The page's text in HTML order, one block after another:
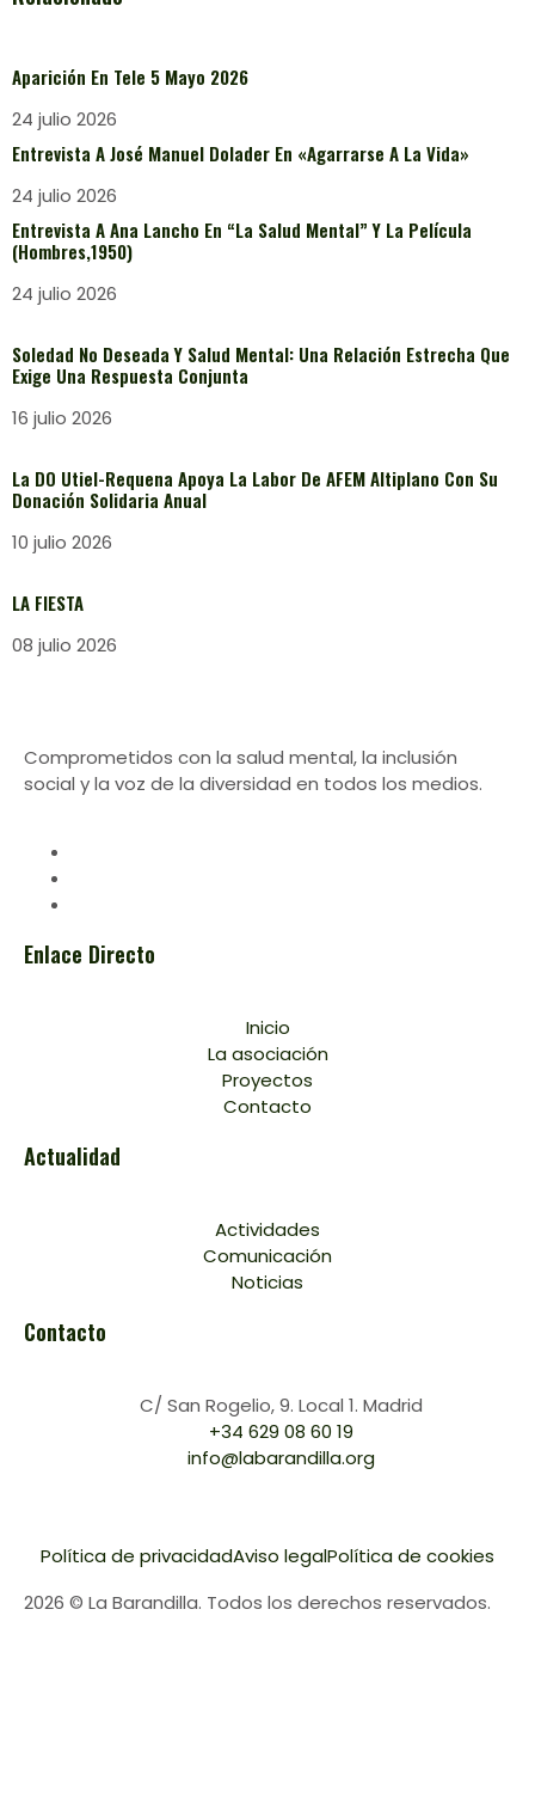
Aparición En Tele 5 Mayo 2026
24 julio 2026
Entrevista A José Manuel Dolader En «Agarrarse A La Vida»
24 julio 2026
Entrevista A Ana Lancho En “La Salud Mental” Y La Película
(Hombres,1950)
24 julio 2026
Soledad No Deseada Y Salud Mental: Una Relación Estrecha Que
Exige Una Respuesta Conjunta
16 julio 2026
La DO Utiel-Requena Apoya La Labor De AFEM Altiplano Con Su
Donación Solidaria Anual
10 julio 2026
LA FIESTA
08 julio 2026
Comprometidos con la salud mental, la inclusión
social y la voz de la diversidad en todos los medios.
Enlace Directo
Inicio
La asociación
Proyectos
Contacto
Actualidad
Actividades
Comunicación
Noticias
Contacto
C/ San Rogelio, 9. Local 1. Madrid
+34 629 08 60 19
info@labarandilla.org
2026 © La Barandilla. Todos los derechos reservados.
Política de privacidadAviso legalPolítica de cookies